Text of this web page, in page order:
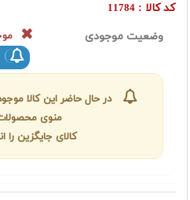
کد کالا : 11784
وضعیت موجودی
در حال حاضر این کالا
منوی
کالای جایگزین را